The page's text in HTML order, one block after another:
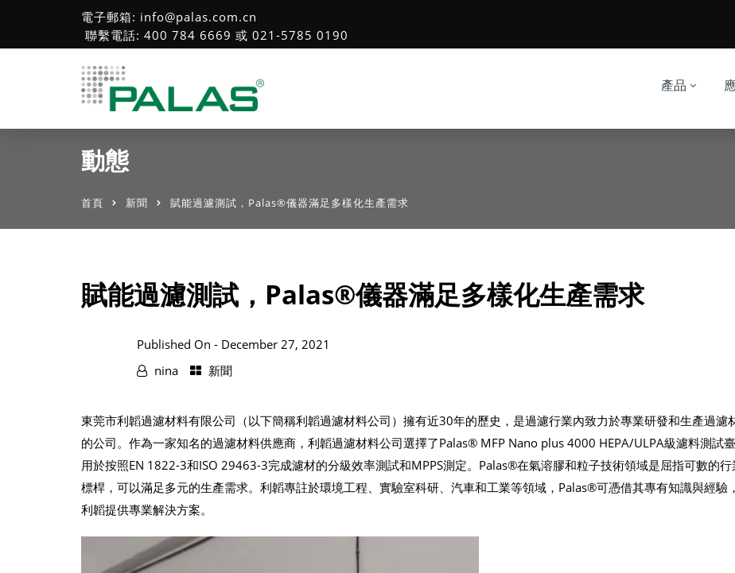
電子郵箱: info@palas.com.cn
聯繫電話: 400 784 6669 或 021-5785 0190
產品
動態
首頁 新聞 賦能過濾測試，Palas®儀器滿足多樣化生產需求
賦能過濾測試，Palas®儀器滿足多樣化生產需求
Published On - December 27, 2021
nina
新聞
東莞市利韜過濾材料有限公司（以下簡稱利韜過濾材料公司）擁有近30年的歷史，是過濾行業內致力於專業研發和生產過濾
的公司。作為一家知名的過濾材料供應商，利韜過濾材料公司選擇了Palas® MFP Nano plus 4000 HEPA/ULPA級濾料測試臺
用於按照EN 1822-3和ISO 29463-3完成濾材的分級效率測試和MPPS測定。Palas®在氣溶膠和粒子技術領域是屈指可數的行
標桿，可以滿足多元的生產需求。利韜專註於環境工程、實驗室科研、汽車和工業等領域，Palas®可憑借其專有知識與經驗
利韜提供專業解決方案。